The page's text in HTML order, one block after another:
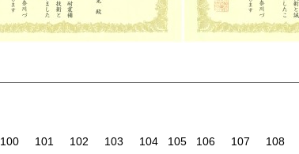
100 101 102 103 104 105 106 107 108